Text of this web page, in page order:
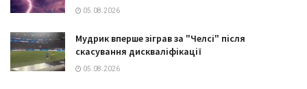
05.08.2026
Мудрик вперше зіграв за "Челсі" після
скасування дискваліфікації
05.08.2026